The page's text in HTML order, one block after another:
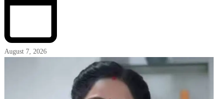
August 7, 2026